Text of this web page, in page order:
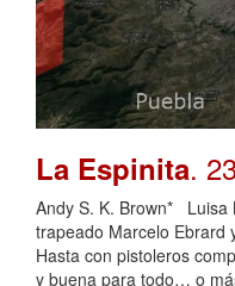
La Espinita.
Andy S. K. Brown* Luisa
trapeado Marcelo Ebrard
Hasta con pistoleros
y buena para todo… o